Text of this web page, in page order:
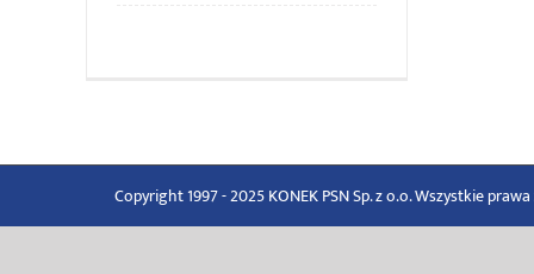
Copyright 1997 - 2025 KONEK PSN Sp. z o.o. Wszystkie